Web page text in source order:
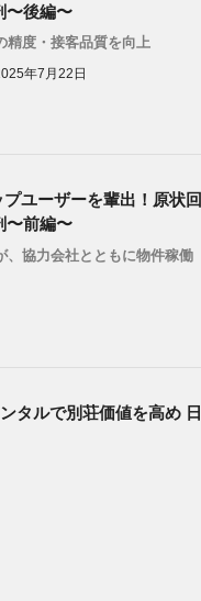
〜後編〜
精度・接客品質を向上
年7月22日
ユーザーを輩出！原状回
〜前編〜
、協力会社とともに物件稼働
タルで別荘価値を高め 日